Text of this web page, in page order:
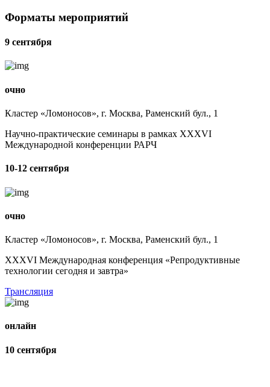
Форматы мероприятий
9 сентября
очно
Кластер «Ломоносов», г. Москва, Раменский бул., 1
Научно-практические семинары в рамках XXXVI
Международной конференции РАРЧ
10-12 сентября
очно
Кластер «Ломоносов», г. Москва, Раменский бул., 1
XXXVI Международная конференция «Репродуктивные
технологии сегодня и завтра»
Трансляция
онлайн
10 сентября